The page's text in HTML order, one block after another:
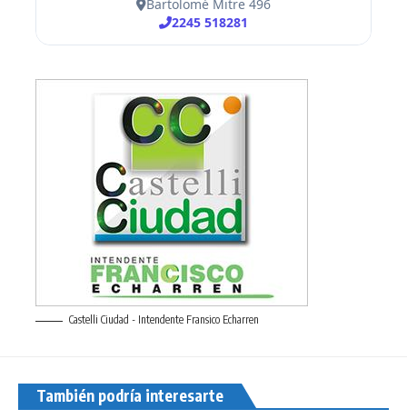
Castelli Ciudad - Intendente Fransico Echarren
También podría interesarte